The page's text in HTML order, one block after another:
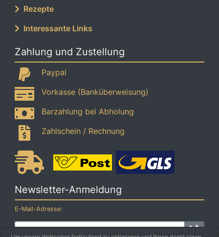
Rezepte
Interessante Links
Zahlung und Zustellung
Paypal
Vorkasse (Banküberweisung)
Barzahlung bei Abholung
Zahlschein / Rechnung
Newsletter-Anmeldung
E-Mail-Adresse: